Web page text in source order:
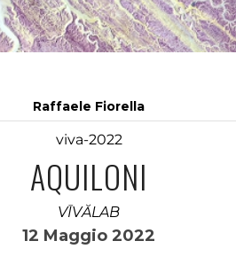
Raffaele Fiorella
viva-2022
AQUILONI
VĪVĂLAB
12 Maggio 2022